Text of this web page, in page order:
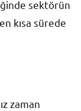
sektörün
kısa sürede
zaman